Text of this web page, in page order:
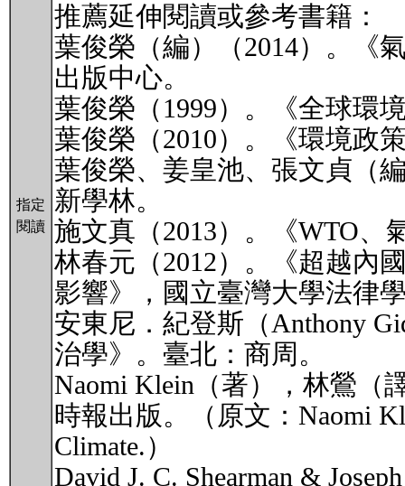
指定
閱讀
推薦延伸閱讀或參考書籍：
葉俊榮（編）（2014）。《
出版中心。
葉俊榮（1999）。《全球環
葉俊榮（2010）。《環境政
葉俊榮、姜皇池、張文貞（
新學林。
施文真（2013）。《WTO、
林春元（2012）。《超越內
影響》，國立臺灣大學法律
安東尼．紀登斯（Anthony
治學》。臺北：商周。
Naomi Klein（著），林鶯（
時報出版。（原文：Naomi
Climate.）
David J. C. Shearman &